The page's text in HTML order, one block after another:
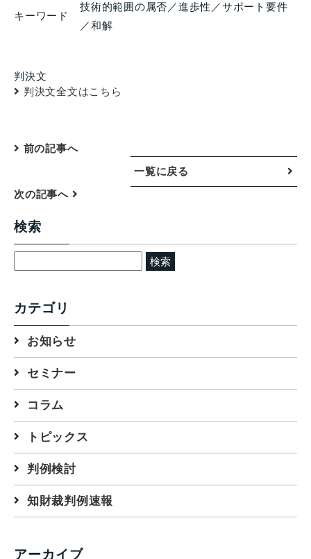
キーワード
技術的範囲の属否／進歩性／サポート要件
／和解
判決文
判決文全文はこちら
前の記事へ
一覧に戻る
次の記事へ
検索
索:
カテゴリ
お知らせ
セミナー
コラム
トピックス
判例検討
知財裁判例速報
アーカイブ